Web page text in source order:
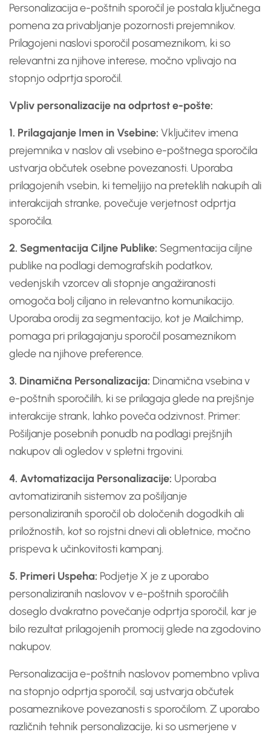
Personalizacija e-poštnih sporočil je postala ključnega
pomena za privabljanje pozornosti prejemnikov.
Prilagojeni naslovi sporočil posameznikom, ki so
relevantni za njihove interese, močno vplivajo na
stopnjo odprtja sporočil.
Vpliv personalizacije na odprtost e-pošte:
1. Prilagajanje Imen in Vsebine: Vključitev imena
prejemnika v naslov ali vsebino e-poštnega sporočila
ustvarja občutek osebne povezanosti. Uporaba
prilagojenih vsebin, ki temeljijo na preteklih nakupih ali
interakcijah stranke, povečuje verjetnost odprtja
sporočila.
2. Segmentacija Ciljne Publike: Segmentacija ciljne
publike na podlagi demografskih podatkov,
vedenjskih vzorcev ali stopnje angažiranosti
omogoča bolj ciljano in relevantno komunikacijo.
Uporaba orodij za segmentacijo, kot je Mailchimp,
pomaga pri prilagajanju sporočil posameznikom
glede na njihove preference.
3. Dinamična Personalizacija: Dinamična vsebina v
e-poštnih sporočilih, ki se prilagaja glede na prejšnje
interakcije strank, lahko poveča odzivnost. Primer:
Pošiljanje posebnih ponudb na podlagi prejšnjih
nakupov ali ogledov v spletni trgovini.
4. Avtomatizacija Personalizacije: Uporaba
avtomatiziranih sistemov za pošiljanje
personaliziranih sporočil ob določenih dogodkih ali
priložnostih, kot so rojstni dnevi ali obletnice, močno
prispeva k učinkovitosti kampanj.
5. Primeri Uspeha: Podjetje X je z uporabo
personaliziranih naslovov v e-poštnih sporočilih
doseglo dvakratno povečanje odprtja sporočil, kar je
bilo rezultat prilagojenih promocij glede na zgodovino
nakupov.
Personalizacija e-poštnih naslovov pomembno vpliva
na stopnjo odprtja sporočil, saj ustvarja občutek
posameznikove povezanosti s sporočilom. Z uporabo
različnih tehnik personalizacije, ki so usmerjene v